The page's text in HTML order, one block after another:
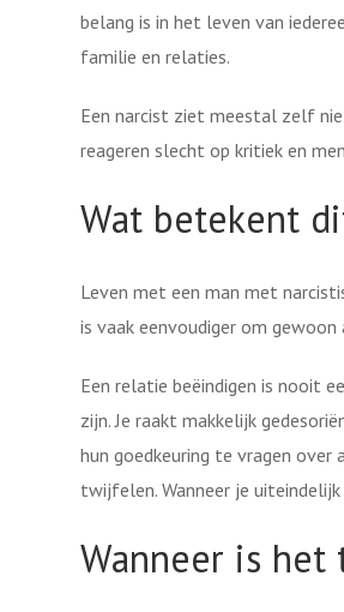
belang is in het leven van
familie en relaties.
Een narcist ziet meestal zelf
reageren slecht op kritiek en
Wat betekent
Leven met een man met
is vaak eenvoudiger om
Een relatie beëindigen is nooit
zijn. Je raakt makkelijk
hun goedkeuring te vragen over
twijfelen. Wanneer je
Wanneer is